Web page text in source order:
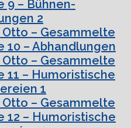
9 – Bühnen-
2
Otto – Gesammelte
10 – Abhandlungen
Otto – Gesammelte
11 – Humoristische
1
Otto – Gesammelte
12 – Humoristische